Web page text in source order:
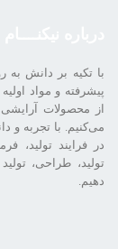
با تکیه بر دانش به
پیشرفته و مواد
از محصولات
می‌کنیم. با تجربه و
در فرایند تولید،
تولید، طراحی،
دهیم.